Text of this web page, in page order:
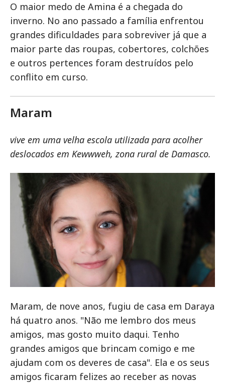
O maior medo de Amina é a chegada do
inverno. No ano passado a família enfrentou
grandes dificuldades para sobreviver já que a
maior parte das roupas, cobertores, colchões
e outros pertences foram destruídos pelo
conflito em curso.
Maram
vive em uma velha escola utilizada para acolher
deslocados em Kewwweh, zona rural de Damasco.
Maram, de nove anos, fugiu de casa em Daraya
há quatro anos. "Não me lembro dos meus
amigos, mas gosto muito daqui. Tenho
grandes amigos que brincam comigo e me
ajudam com os deveres de casa". Ela e os seus
amigos ficaram felizes ao receber as novas